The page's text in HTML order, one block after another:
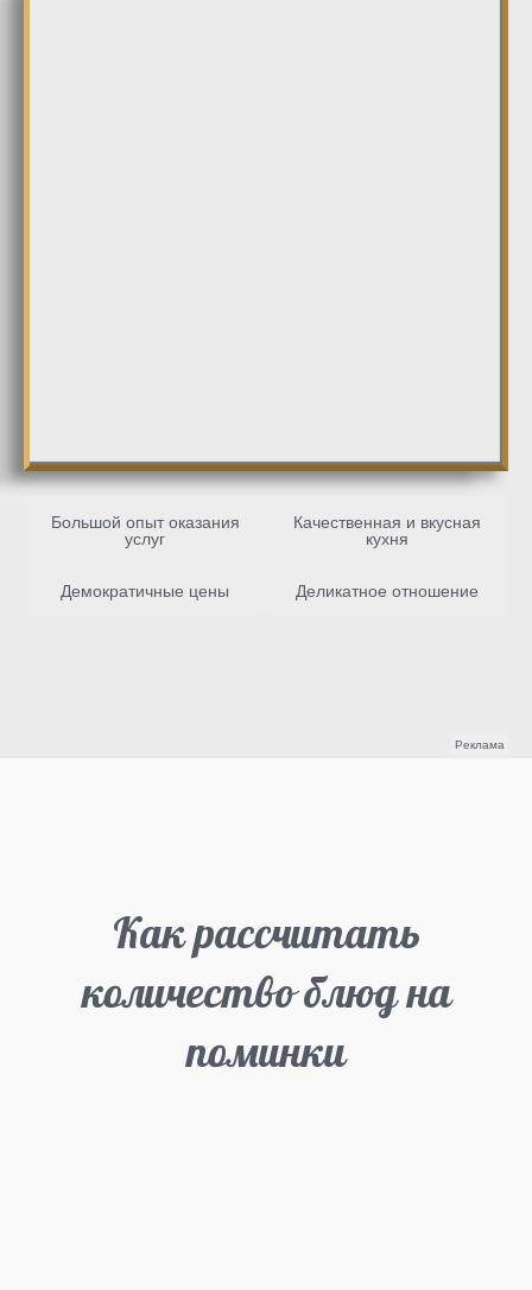
Большой опыт оказания
услуг
Качественная и вкусная
кухня
Демократичные цены Деликатное отношение
Реклама
Как рассчитать
количество блюд на
поминки